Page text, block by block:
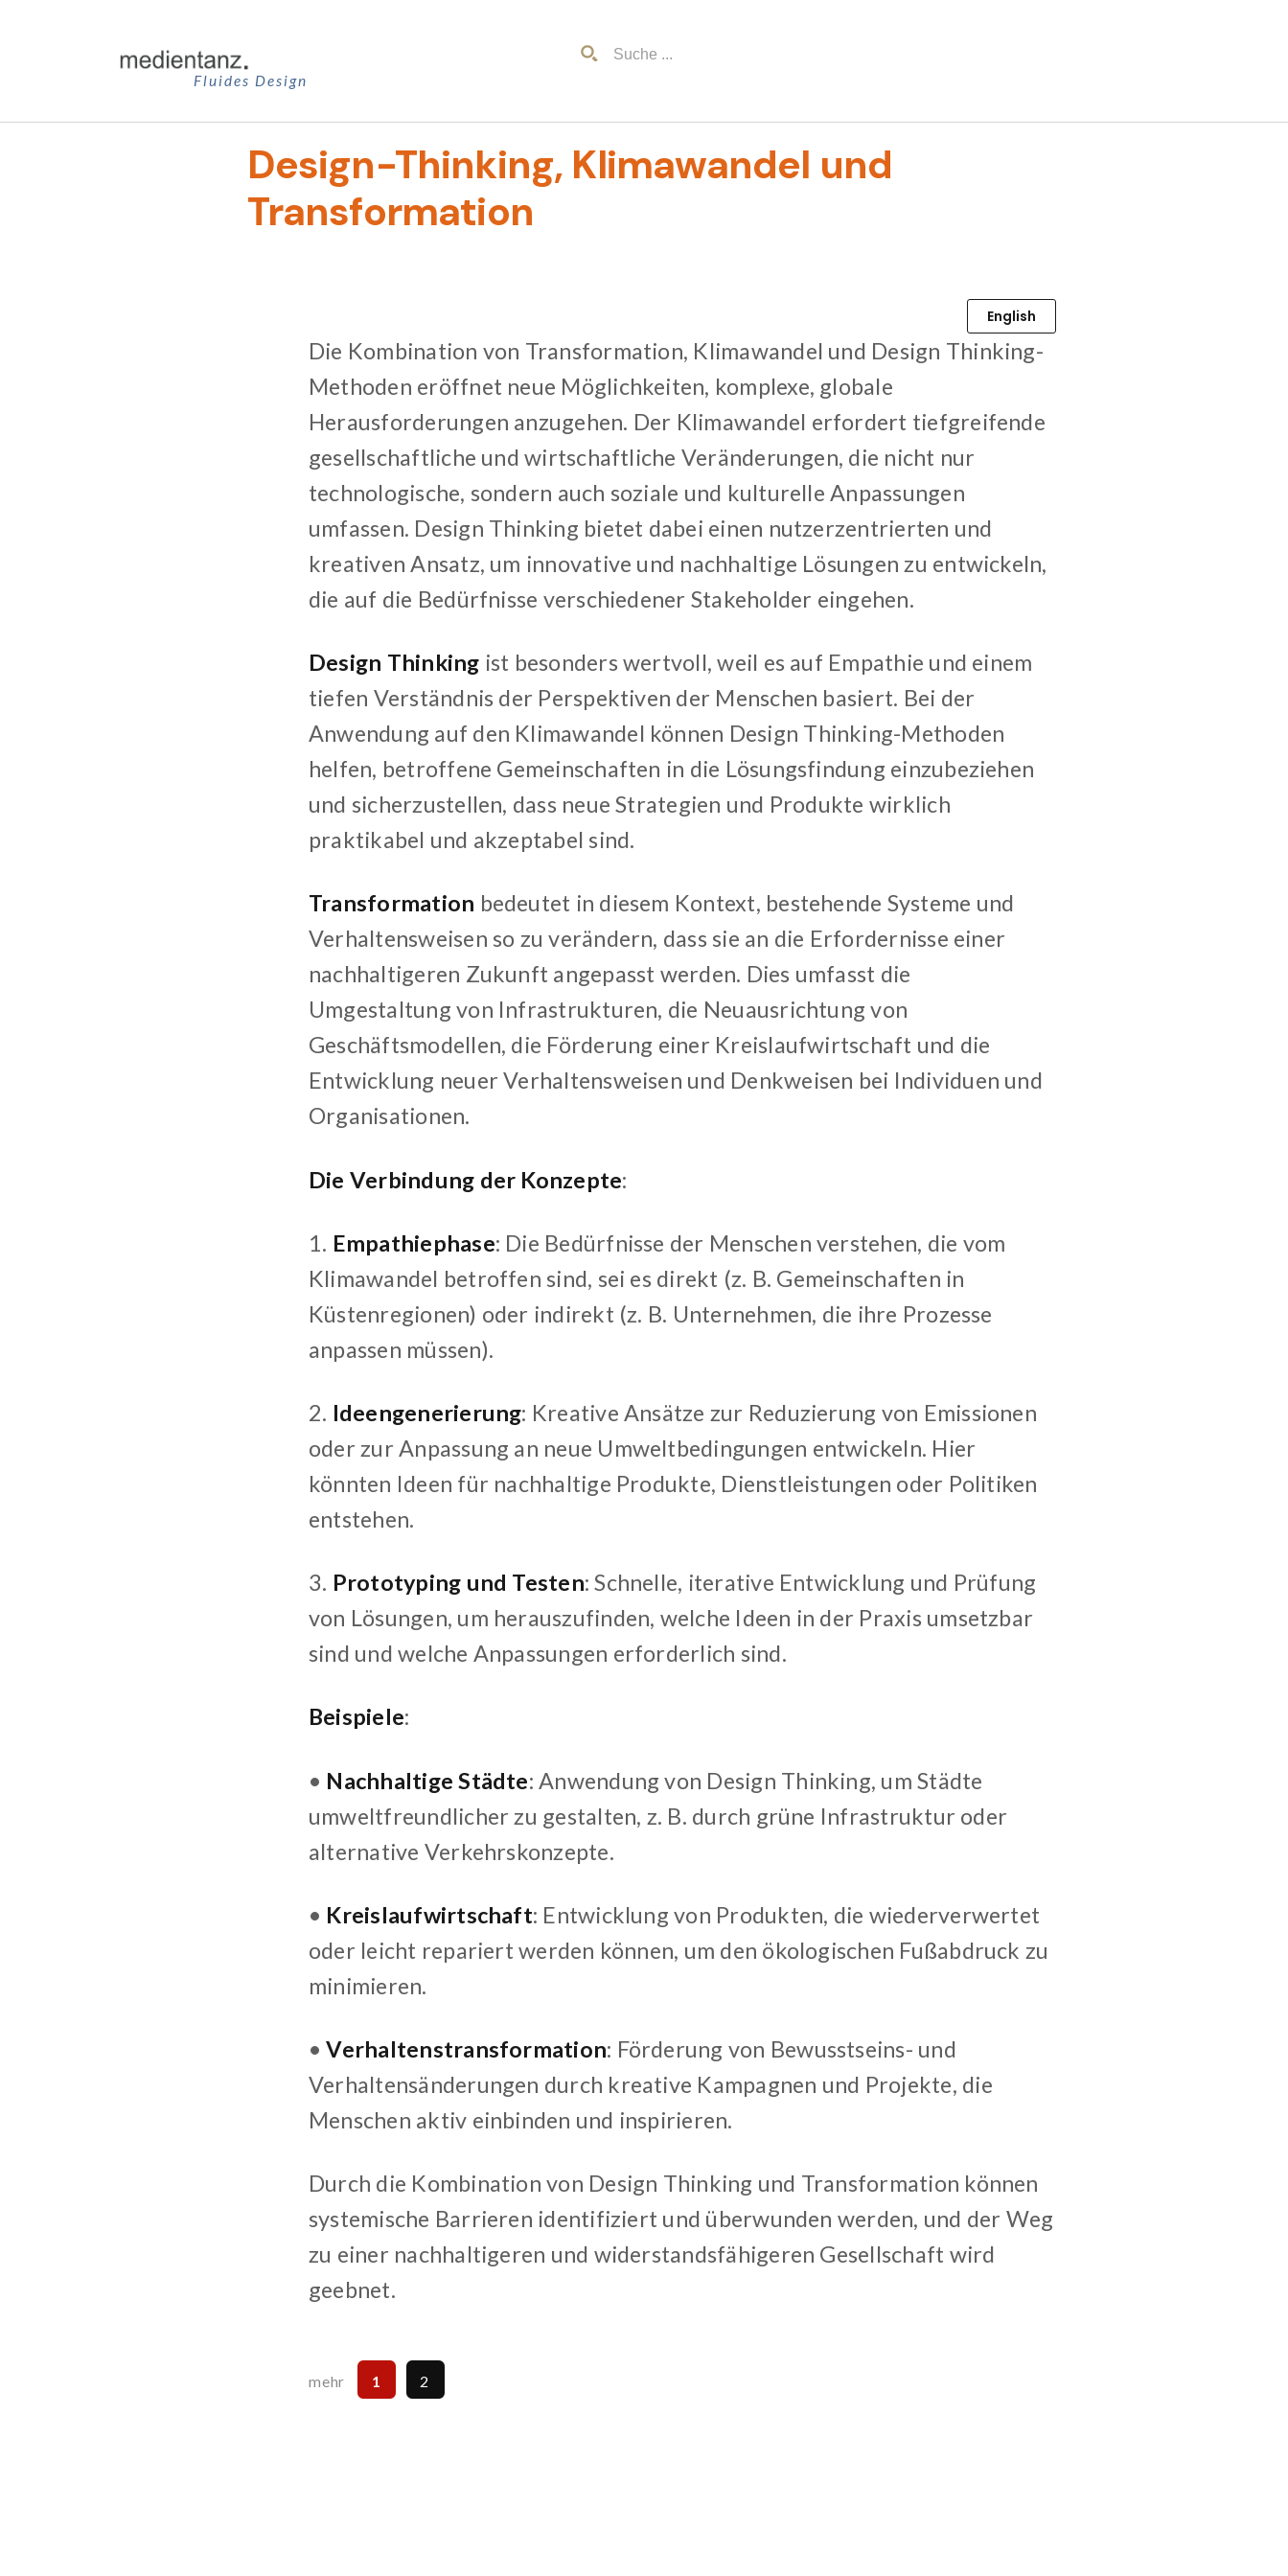
Fluides Design
Design-Thinking, Klimawandel und
Transformation
English
Die Kombination von Transformation, Klimawandel und Design Thinking-
Methoden eröffnet neue Möglichkeiten, komplexe, globale
Herausforderungen anzugehen. Der Klimawandel erfordert tiefgreifende
gesellschaftliche und wirtschaftliche Veränderungen, die nicht nur
technologische, sondern auch soziale und kulturelle Anpassungen
umfassen. Design Thinking bietet dabei einen nutzerzentrierten und
kreativen Ansatz, um innovative und nachhaltige Lösungen zu entwickeln,
die auf die Bedürfnisse verschiedener Stakeholder eingehen.
Design Thinking ist besonders wertvoll, weil es auf Empathie und einem
tiefen Verständnis der Perspektiven der Menschen basiert. Bei der
Anwendung auf den Klimawandel können Design Thinking-Methoden
helfen, betroffene Gemeinschaften in die Lösungsfindung einzubeziehen
und sicherzustellen, dass neue Strategien und Produkte wirklich
praktikabel und akzeptabel sind.
Transformation bedeutet in diesem Kontext, bestehende Systeme und
Verhaltensweisen so zu verändern, dass sie an die Erfordernisse einer
nachhaltigeren Zukunft angepasst werden. Dies umfasst die
Umgestaltung von Infrastrukturen, die Neuausrichtung von
Geschäftsmodellen, die Förderung einer Kreislaufwirtschaft und die
Entwicklung neuer Verhaltensweisen und Denkweisen bei Individuen und
Organisationen.
Die Verbindung der Konzepte:
1. Empathiephase: Die Bedürfnisse der Menschen verstehen, die vom
Klimawandel betroffen sind, sei es direkt (z. B. Gemeinschaften in
Küstenregionen) oder indirekt (z. B. Unternehmen, die ihre Prozesse
anpassen müssen).
2. Ideengenerierung: Kreative Ansätze zur Reduzierung von Emissionen
oder zur Anpassung an neue Umweltbedingungen entwickeln. Hier
könnten Ideen für nachhaltige Produkte, Dienstleistungen oder Politiken
entstehen.
3. Prototyping und Testen: Schnelle, iterative Entwicklung und Prüfung
von Lösungen, um herauszufinden, welche Ideen in der Praxis umsetzbar
sind und welche Anpassungen erforderlich sind.
Beispiele:
• Nachhaltige Städte: Anwendung von Design Thinking, um Städte
umweltfreundlicher zu gestalten, z. B. durch grüne Infrastruktur oder
alternative Verkehrskonzepte.
• Kreislaufwirtschaft: Entwicklung von Produkten, die wiederverwertet
oder leicht repariert werden können, um den ökologischen Fußabdruck zu
minimieren.
•Verhaltenstransformation: Förderung von Bewusstseins- und
Verhaltensänderungen durch kreative Kampagnen und Projekte, die
Menschen aktiv einbinden und inspirieren.
Durch die Kombination von Design Thinking und Transformation können
systemische Barrieren identifiziert und überwunden werden, und der Weg
zu einer nachhaltigeren und widerstandsfähigeren Gesellschaft wird
geebnet.
mehr 1 2